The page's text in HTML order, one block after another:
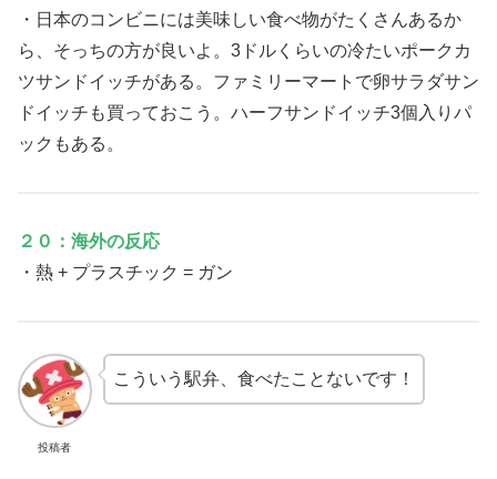
・日本のコンビニには美味しい食べ物がたくさんあるか
ら、そっちの方が良いよ。3ドルくらいの冷たいポークカ
ツサンドイッチがある。ファミリーマートで卵サラダサン
ドイッチも買っておこう。ハーフサンドイッチ3個入りパ
ックもある。
２０：海外の反応
・熱 + プラスチック = ガン
投稿者
こういう駅弁、食べたことないです！